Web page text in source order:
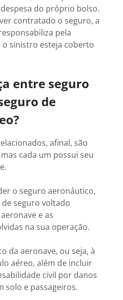
do próprio bolso.
contratado o seguro, a
pela
o sinistro esteja coberto
entre seguro
de
afinal, são
cada um possui seu
o seguro aeronáutico,
seguro voltado
e as
na sua operação.
da aeronave, ou seja, à
aéreo, além de incluir
civil por danos
solo e passageiros.